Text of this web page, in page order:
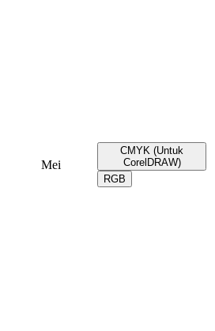
Mei
CMYK (Untuk
CorelDRAW)
RGB